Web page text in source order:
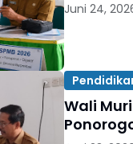
Juni 24,
Wali